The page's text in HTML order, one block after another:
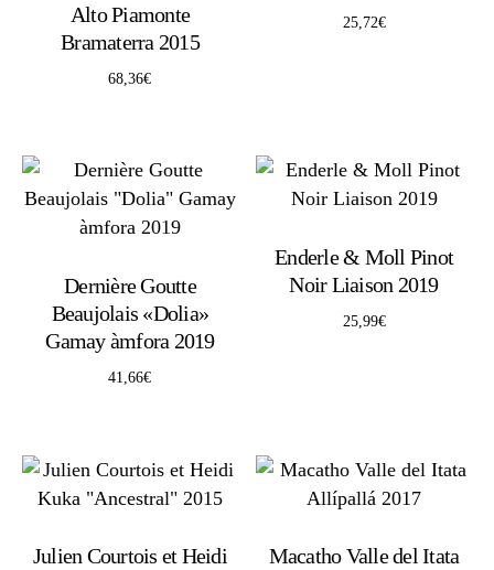
Alto Piamonte
Bramaterra 2015
68,36€
25,72€
Dernière Goutte
Beaujolais «Dolia»
Gamay àmfora 2019
41,66€
Enderle & Moll Pinot
Noir Liaison 2019
25,99€
Julien Courtois et Heidi
Macatho Valle del Itata